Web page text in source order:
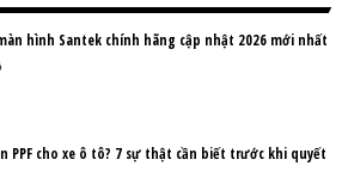
hình Santek chính hãng cập nhật 2026 mới nhất
PPF cho xe ô tô? 7 sự thật cần biết trước khi quyết